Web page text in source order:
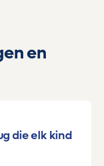
en
die elk kind